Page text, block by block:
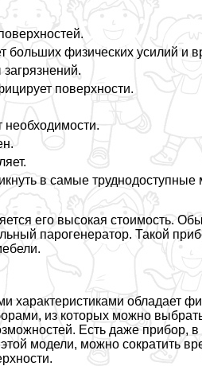
больших физических усилий и
поверхности.
необходимости.
в самые труднодоступные
его высокая стоимость.
парогенератор. Такой
обладает
из которых можно
Есть даже прибор,
модели, можно сократить